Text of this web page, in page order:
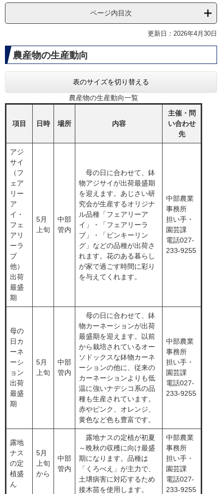
ページ内目次
更新日：2026年4月30日
農産物の生産動向​​​​
表のサイズを切り替える
農産物の生産動向一覧
項目 日時 場所 内容
主催・問
い合わせ
先
アジ
サイ
（フ
ェア
リー
ア
イ・
フェ
アリ
ーラ
ブ
他）
出荷
最盛
期
​5月
上旬
​中部
管内
​ 母の日に合わせて、鉢
物アジサイが出荷最盛期
を迎えます。あじさい研
究会が生産するオリジナ
ル品種「フェアリーア
イ」・「フェアリーラ
ブ」・「ピンキーリン
グ」などの品種が出荷さ
れます。花のある暮らし
が家で過ごす時間に彩り
を与えてくれます。
中部農業
事務所
担い手・
園芸課
電話027-
233-9255
母の
日カ
ーネ
ーシ
ョン
出荷
最盛
期
​5月
上旬
​中部
管内
​ 母の日に合わせて、鉢
物カーネーションが出荷
最盛期を迎えます。以前
から栽培されているオー
ソドックスな鉢物カーネ
ーションの他に、従来の
カーネーションよりも低
温に強いナデシコ系の品
種も生産されています。
赤やピンク、オレンジ、
黄色など色も豊富です。
中部農業
事務所
担い手・
園芸課
電話027-
233-9255
露地
ナス
の定
植盛
ん
​5月
上旬
から
​中部
管内
​露地ナスの定植が初夏
～晩秋の収穫に向け最盛
期になります。品種は
「くろべえ」が主力で、
土壌病害に対応するため
接木苗を使用します。
中部農業
事務所
担い手・
園芸課
電話027-
233-9255